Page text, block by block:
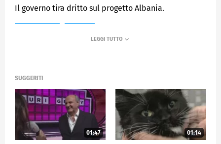
Il governo tira dritto sul progetto Albania.
SUGGERITI
01:47 01:14